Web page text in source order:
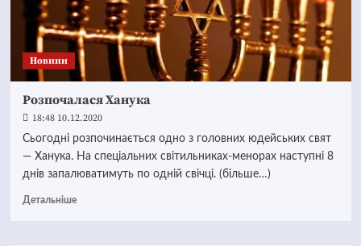
Новини
Розпочалася Ханука
18:48 10.12.2020
Сьогодні розпочинається одно з головних юдейських свят
— Ханука. На спеціальних світильниках-менорах наступні 8
днів запалюватимуть по одній свічці. (більше…)
Детальніше